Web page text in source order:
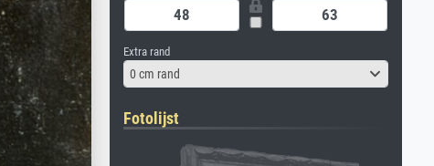
Extra rand
0 cm rand
Fotolijst